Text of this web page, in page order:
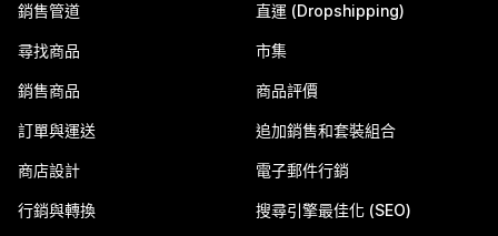
銷售管道
尋找商品
銷售商品
訂單與運送
商店設計
行銷與轉換
直運 (Dropshipping)
市集
商品評價
追加銷售和套裝組合
電子郵件行銷
搜尋引擎最佳化 (SEO)